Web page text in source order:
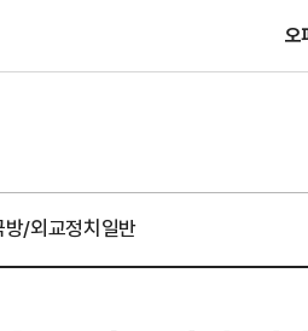
오
방/외교정치일반